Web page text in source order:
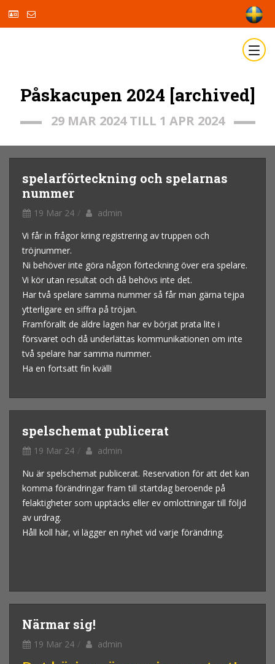
Påskacupen 2024 [archived]
29 MAR 2024 TILL 1 APR 2024
spelarförteckning och spelarnas
nummer
19 Mar 24
admin
Vi får in frågor kring registrering av truppen och
tröjnummer.
Ni behöver inte göra någon förteckning över era spelare.
Vi kör utan resultat och då behövs inte det.
Har två spelare samma nummer så får man gärna tejpa
ytterligare en siffra på tröjan.
Framförallt de äldre lagen har ev börjat prata lite i
försvaret och då underlättas kommunikationen om inte
två spelare har samma nummer.
Ha en fortsatt fin kväll!
spelschemat publicerat
19 Mar 24
admin
Nu är spelschemat publicerat. Reservation för att det kan
komma förändringar fram till startdag beroende på
felaktigheter som upptäcks eller ev omlottningar till följd
av urdrag.
Håll koll här, vi lägger en nyhet vid varje förändring.
Närmar sig!
19 Mar 24 admin